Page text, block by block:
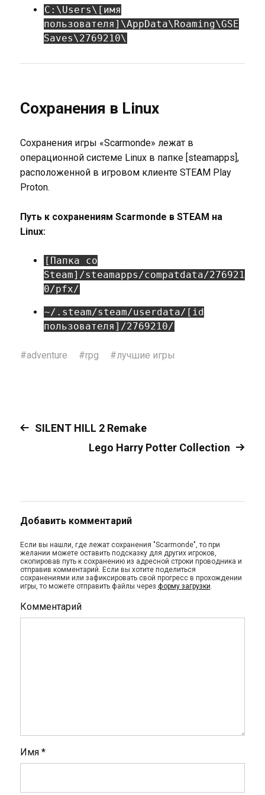
C:\Users\[имя
пользователя]\AppData\Roaming\GSE
Saves\2769210\
Сохранения в Linux
Сохранения игры «Scarmonde» лежат в
операционной системе Linux в папке [steamapps],
расположенной в игровом клиенте STEAM Play
Proton.
Путь к сохранениям Scarmonde в STEAM на
Linux:
[Папка со
Steam]/steamapps/compatdata/276921
0/pfx/
~/.steam/steam/userdata/[id
пользователя]/2769210/
#adventure #rpg #лучшие игры
SILENT HILL 2 Remake
Lego Harry Potter Collection
Добавить комментарий
Если вы нашли, где лежат сохранения "Scarmonde", то при
желании можете оставить подсказку для других игроков,
скопировав путь к сохранению из адресной строки проводника и
отправив комментарий. Если вы хотите поделиться
сохранениями или зафиксировать свой прогресс в прохождении
игры, то можете отправить файлы через форму загрузки.
Комментарий
Имя *